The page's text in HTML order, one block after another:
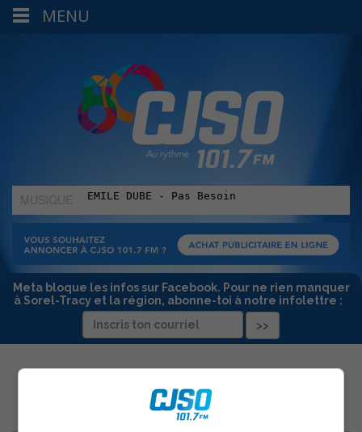
MUSIQUE
:
Meta bloque les infos sur Facebook. Pour ne rien manquer
à Sorel-Tracy et la région, abonne-toi à notre infolettre :
BLOGUE DE MYRIAM ARPIN»ALEXANDRA BÉLANGER NOUS
PARLE DE SON NOUVEAU COFFRET INTIME
MENU